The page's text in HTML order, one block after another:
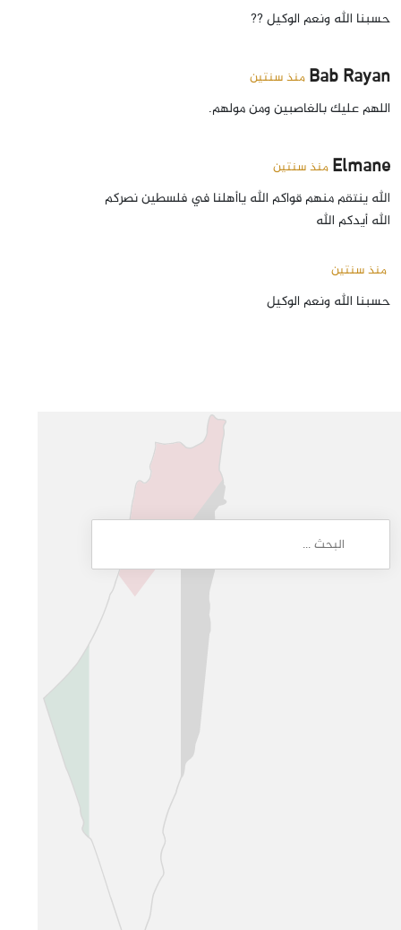
حسبنا الله ونعم الوكيل ??
Bab Rayan منذ سنتين
اللهم عليك بالغاصبين ومن مولهم.
Elmane منذ سنتين
الله ينتقم منهم قواكم الله ياأهلنا في فلسطين نصركم
الله أيدكم الله
منذ سنتين
حسبنا الله ونعم الوكيل